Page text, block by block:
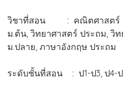
วิชาที่สอน : คณิตศาสตร์ ป
ม.ต้น, วิทยาศาสตร์ ประถม, วิ
ม.ปลาย, ภาษาอังกฤษ ประถม
ระดับชั้นที่สอน : ป1-ป3, ป4-ป